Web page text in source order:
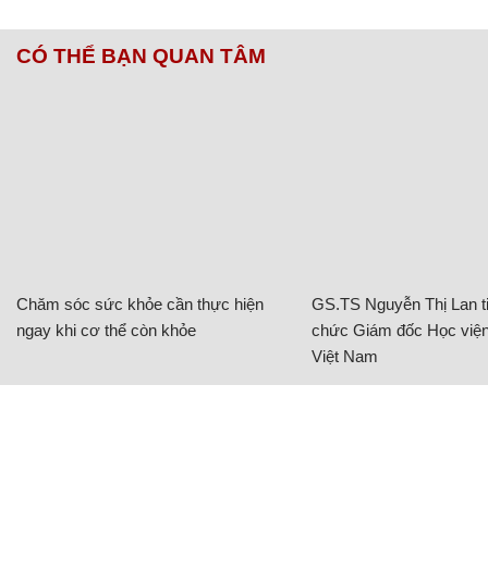
CÓ THỂ BẠN QUAN TÂM
Chăm sóc sức khỏe cần thực hiện
ngay khi cơ thể còn khỏe
GS.TS Nguyễn Thị Lan
chức Giám đốc Học
Việt Nam